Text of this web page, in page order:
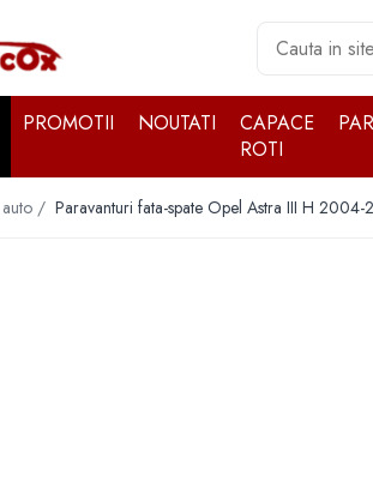
PROMOTII NOUTATI
CAPACE
ROTI
auto / Paravanturi fata-spate Opel Astra III H